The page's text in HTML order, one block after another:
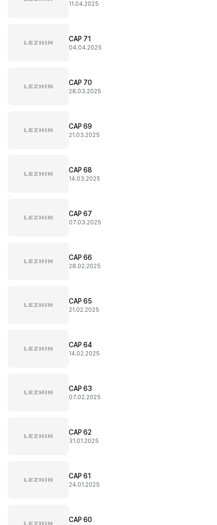
11.04.2025
CAP 71
04.04.2025
CAP 70
28.03.2025
CAP 69
21.03.2025
CAP 68
14.03.2025
CAP 67
07.03.2025
CAP 66
28.02.2025
CAP 65
21.02.2025
CAP 64
14.02.2025
CAP 63
07.02.2025
CAP 62
31.01.2025
CAP 61
24.01.2025
CAP 60